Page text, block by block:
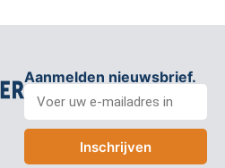
Aanmelden nieuwsbrief.
Inschrijven